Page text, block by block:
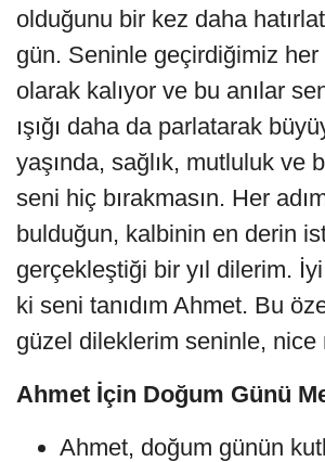
olduğunu bir kez daha
gün. Seninle geçirdiğimiz her
olarak kalıyor ve bu anılar
ışığı daha da parlatarak
yaşında, sağlık, mutluluk ve
seni hiç bırakmasın. Her
bulduğun, kalbinin en derin
gerçekleştiği bir yıl dilerim.
ki seni tanıdım Ahmet. Bu
güzel dileklerim seninle, nice
Ahmet İçin Doğum Günü
Ahmet, doğum günün